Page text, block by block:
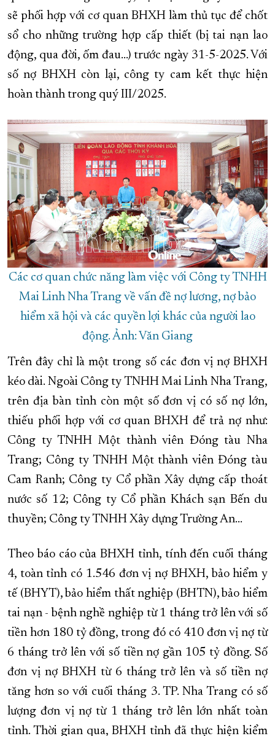
sẽ phối hợp với cơ quan BHXH làm thủ tục để chốt
sổ cho những trường hợp cấp thiết (bị tai nạn lao
động, qua đời, ốm đau…) trước ngày 31-5-2025. Với
số nợ BHXH còn lại, công ty cam kết thực hiện
hoàn thành trong quý III/2025.
Các cơ quan chức năng làm việc với Công ty TNHH
Mai Linh Nha Trang về vấn đề nợ lương, nợ bảo
hiểm xã hội và các quyền lợi khác của người lao
động. Ảnh: Văn Giang
Trên đây chỉ là một trong số các đơn vị nợ BHXH
kéo dài. Ngoài Công ty TNHH Mai Linh Nha Trang,
trên địa bàn tỉnh còn một số đơn vị có số nợ lớn,
thiếu phối hợp với cơ quan BHXH để trả nợ như:
Công ty TNHH Một thành viên Đóng tàu Nha
Trang; Công ty TNHH Một thành viên Đóng tàu
Cam Ranh; Công ty Cổ phần Xây dựng cấp thoát
nước số 12; Công ty Cổ phần Khách sạn Bến du
thuyền; Công ty TNHH Xây dựng Trường An…
Theo báo cáo của BHXH tỉnh, tính đến cuối tháng
4, toàn tỉnh có 1.546 đơn vị nợ BHXH, bảo hiểm y
tế (BHYT), bảo hiểm thất nghiệp (BHTN), bảo hiểm
tai nạn - bệnh nghề nghiệp từ 1 tháng trở lên với số
tiền hơn 180 tỷ đồng, trong đó có 410 đơn vị nợ từ
6 tháng trở lên với số tiền nợ gần 105 tỷ đồng. Số
đơn vị nợ BHXH từ 6 tháng trở lên và số tiền nợ
tăng hơn so với cuối tháng 3. TP. Nha Trang có số
lượng đơn vị nợ từ 1 tháng trở lên lớn nhất toàn
tỉnh. Thời gian qua, BHXH tỉnh đã thực hiện kiểm